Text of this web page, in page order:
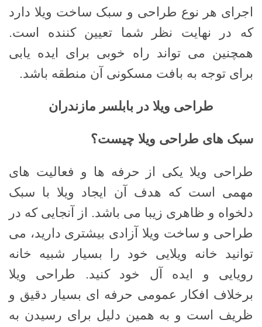
اجرای هر نوع طراحی و سبک ساخت ویلا دارد
که در نهایت نظر شما تعیین کننده است.
همچنین می تواند راه خوبی برای ایده یابی
برای توجه به بافت مسکونی آن منطقه باشد.
طراحی ویلا در بابلسر مازندران
سبک های طراحی ویلا چیست؟
طراحی ویلا یکی از حرفه ها و فعالیت های
مهمی است که هدف آن ایجاد ویلا با سبک
دلخواه و ظاهری زیبا می باشد. از آنجایی که در
طراحی و ساخت ویلا آزادی بیشتری دارید، می
توانید خانه ویلایی خود را بسیار شبیه خانه
رویایی و ایده آل خود کنید. طراحی ویلا
برخلاف افکار عمومی حرفه ای بسیار دقیق و
ظریف است و به همین دلیل برای رسیدن به